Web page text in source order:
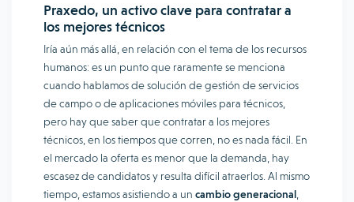
Praxedo, un activo clave para contratar a
los mejores técnicos
Iría aún más allá, en relación con el tema de los recursos
humanos: es un punto que raramente se menciona
cuando hablamos de solución de gestión de servicios
de campo o de aplicaciones móviles para técnicos,
pero hay que saber que contratar a los mejores
técnicos, en los tiempos que corren, no es nada fácil. En
el mercado la oferta es menor que la demanda, hay
escasez de candidatos y resulta difícil atraerlos. Al mismo
tiempo, estamos asistiendo a un cambio generacional